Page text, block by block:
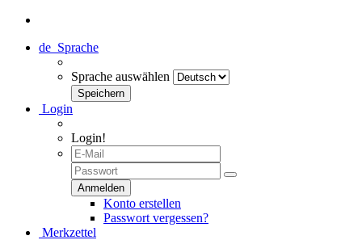
de Sprache
Sprache auswählen
Login
Login!
Konto erstellen
Passwort vergessen?
Merkzettel